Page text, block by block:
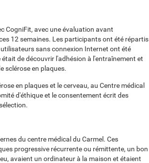
CogniFit, avec une évaluation avant
12 semaines. Les participants ont été répartis
sans connexion Internet ont été
de découvrir l'adhésion à l'entraînement et
sclérose en plaques.
en plaques et le cerveau, au Centre médical
d'éthique et le consentement écrit des
du centre médical du Carmel. Ces
progressive récurrente ou rémittente, un bon
avaient un ordinateur à la maison et étaient